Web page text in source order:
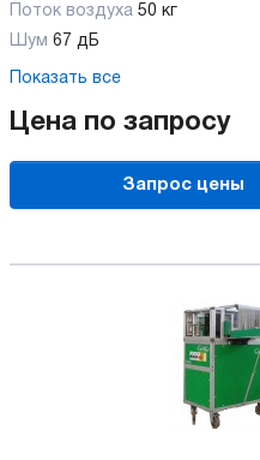
Поток воздуха 50 кг
Шум 67 дБ
Показать все
Цена по запросу
Запрос цены